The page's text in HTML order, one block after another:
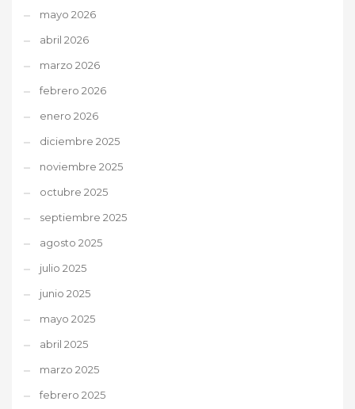
mayo 2026
abril 2026
marzo 2026
febrero 2026
enero 2026
diciembre 2025
noviembre 2025
octubre 2025
septiembre 2025
agosto 2025
julio 2025
junio 2025
mayo 2025
abril 2025
marzo 2025
febrero 2025